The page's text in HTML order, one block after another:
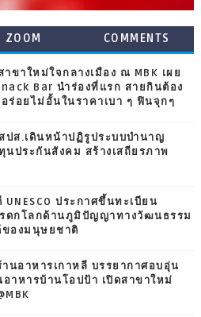
ZOOM COMMENTS
ขาใหม่ใจกลางเมือง ณ MBK เผย
Bar นำร่องที่แรก สายกินต้อง
ร่อยไม่อั้นในราคาเบา ๆ ฟินจุกๆ
สปส.เดินหน้าปฏิรูประบบบำนาญ
นประกันสังคม สร้างเสถียรภาพ
ประกาศขึ้นทะเบียน
ดกโลกด้านภูมิปัญญาทางวัฒนธรรม
องมนุษยชาติ
านอาหารเกาหลี บรรยากาศอบอุ่น
าหารบ้านโอปป้า เปิดสาขาใหม่